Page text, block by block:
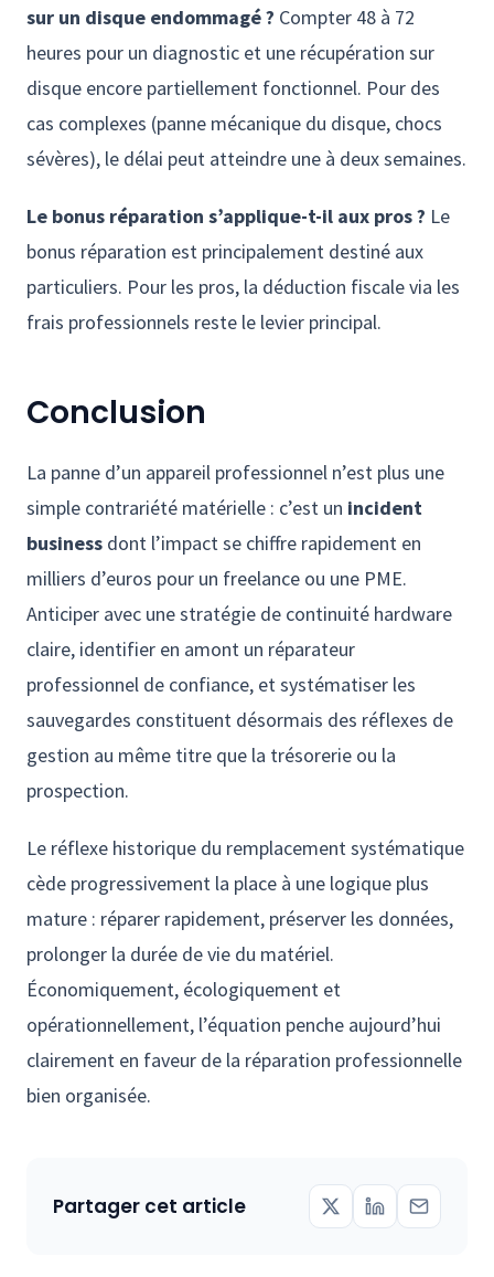
sur un disque endommagé ? Compter 48 à 72
heures pour un diagnostic et une récupération sur
disque encore partiellement fonctionnel. Pour des
cas complexes (panne mécanique du disque, chocs
sévères), le délai peut atteindre une à deux semaines.
Le bonus réparation s’applique-t-il aux pros ? Le
bonus réparation est principalement destiné aux
particuliers. Pour les pros, la déduction fiscale via les
frais professionnels reste le levier principal.
Conclusion
La panne d’un appareil professionnel n’est plus une
simple contrariété matérielle : c’est un incident
business dont l’impact se chiffre rapidement en
milliers d’euros pour un freelance ou une PME.
Anticiper avec une stratégie de continuité hardware
claire, identifier en amont un réparateur
professionnel de confiance, et systématiser les
sauvegardes constituent désormais des réflexes de
gestion au même titre que la trésorerie ou la
prospection.
Le réflexe historique du remplacement systématique
cède progressivement la place à une logique plus
mature : réparer rapidement, préserver les données,
prolonger la durée de vie du matériel.
Économiquement, écologiquement et
opérationnellement, l’équation penche aujourd’hui
clairement en faveur de la réparation professionnelle
bien organisée.
Partager cet article